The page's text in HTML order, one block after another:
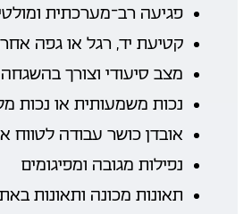
פגיעה רב־מערכתית
קטיעת יד, רגל או גפה
מצב סיעודי וצורך בהשגחה
נכות משמעותית או נכות
אובדן כושר עבודה לטווח
נפילות מגובה ומפיגומים
תאונות מכונה ותאונות